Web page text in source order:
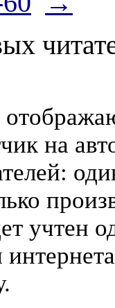
на
учтен